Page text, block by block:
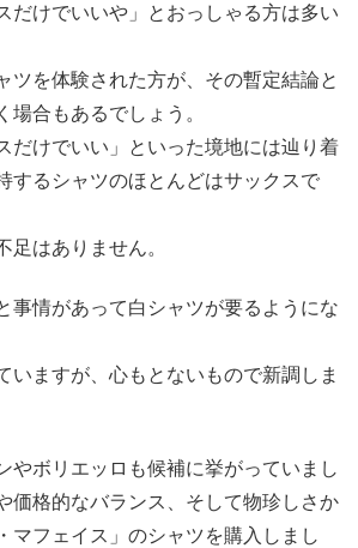
だけでいいや」とおっしゃる方は多い
ツを体験された方が、その暫定結論と
場合もあるでしょう。
だけでいい」といった境地には辿り着
するシャツのほとんどはサックスで
足はありません。
事情があって白シャツが要るようにな
いますが、心もとないもので新調しま
やボリエッロも候補に挙がっていまし
価格的なバランス、そして物珍しさか
マフェイス」のシャツを購入しまし